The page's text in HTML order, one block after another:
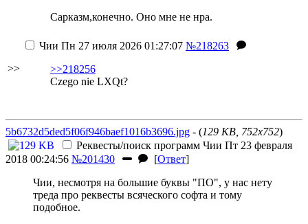
Сарказм,конечно. Оно мне не нра.
>>
Чии Пн 27 июля 2026 01:27:07 №218263
>>218256
Czego nie LXQt?
5b6732d5ded5f06f946baef1016b3696.jpg - (129 KB, 752x752)
Реквесты/поиск программ Чии Пт 23 февраля
2018 00:24:56 №201430 [Ответ]
Чии, несмотря на большие буквы "ПО", у нас нету
треда про реквесты всяческого софта и тому
подобное.